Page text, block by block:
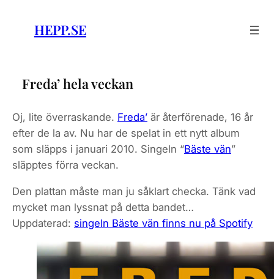
content
HEPP.SE
Freda’ hela veckan
Oj, lite överraskande. Freda’ är återförenade, 16 år
efter de la av. Nu har de spelat in ett nytt album
som släpps i januari 2010. Singeln “Bäste vän”
släpptes förra veckan.
Den plattan måste man ju såklart checka. Tänk vad
mycket man lyssnat på detta bandet…
Uppdaterad: singeln Bäste vän finns nu på Spotify